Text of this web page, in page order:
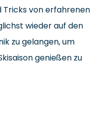
Tricks von erfahrenen
wieder auf den
zu gelangen, um
genießen zu